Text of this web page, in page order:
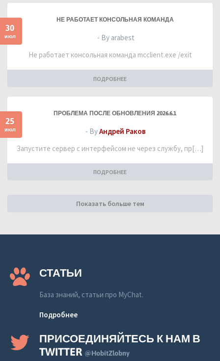
30
июл
НЕ РАБОТАЕТ КОНСОЛЬНАЯ КОМАНДА
- By arabest
Не работает консольная команда mcclient.exe /exit
ПОДРОБНЕЕ
25
июл
ПРОБЛЕМА ПОСЛЕ ОБНОВЛЕНИЯ 2026.6.1
- ByАндрей Раков
Запустите сервер с интерфейсом не через службу, пр[…]
ПОДРОБНЕЕ
Показать больше тем
СТАТЬИ
База знаний, статьи про MyChat.
Подробнее
ПРИСОЕДИНЯЙТЕСЬ К НАМ В
TWITTER @HobitZlobny